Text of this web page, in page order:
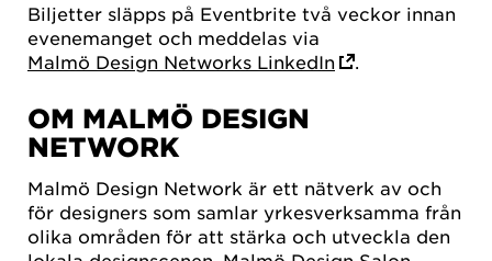
Biljetter släpps på Eventbrite två veckor innan
evenemanget och meddelas via
Malmö Design Networks LinkedIn
.
OM MALMÖ DESIGN
NETWORK
Malmö Design Network är ett nätverk av och
för designers som samlar yrkesverksamma från
olika områden för att stärka och utveckla den